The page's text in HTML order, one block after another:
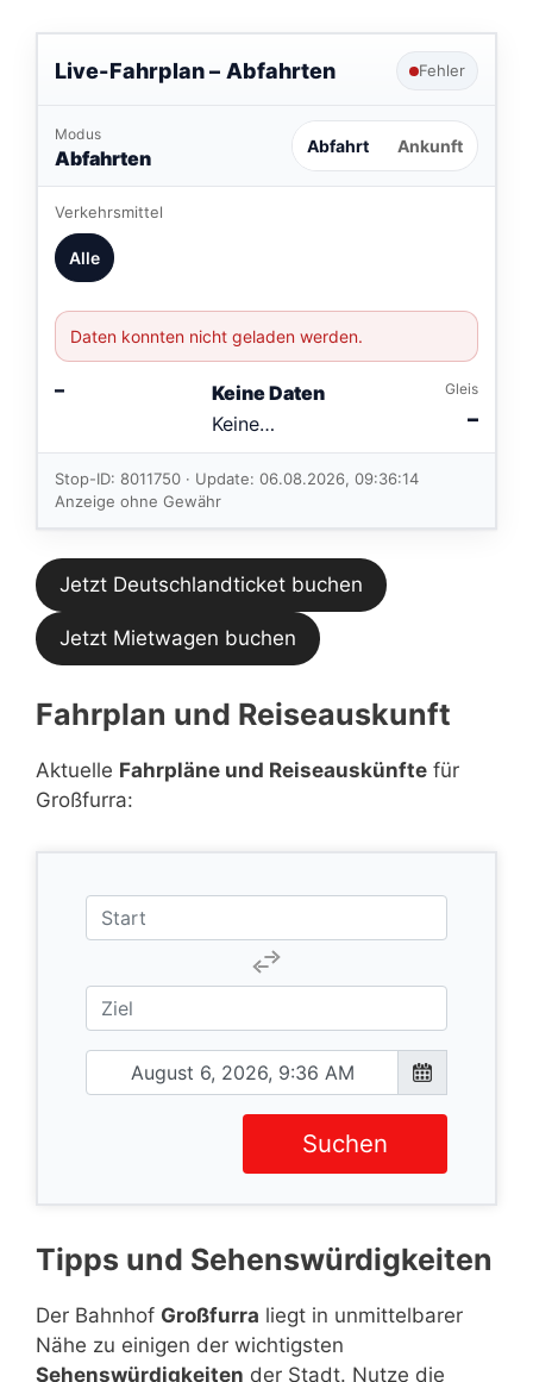
Live-Fahrplan – Abfahrten Fehler
Modus
Abfahrten Abfahrt Ankunft
Verkehrsmittel
Alle
Daten konnten nicht geladen werden.
–
Keine Daten
Keine
Verbindungen
im aktuellen
Feed.
Gleis
–
Stop-ID: 8011750 · Update: 06.08.2026, 09:36:14
Anzeige ohne Gewähr
Jetzt Deutschlandticket buchen
Jetzt Mietwagen buchen
Fahrplan und Reiseauskunft
Aktuelle Fahrpläne und Reiseauskünfte für
Großfurra:
Suchen
Tipps und Sehenswürdigkeiten
Der Bahnhof Großfurra liegt in unmittelbarer
Nähe zu einigen der wichtigsten
Sehenswürdigkeiten der Stadt. Nutze die